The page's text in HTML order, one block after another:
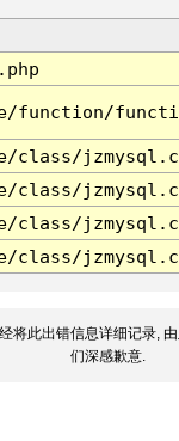
function/
class/
class/
class/
class/
将此出错信息详细记录,
们深感歉意.